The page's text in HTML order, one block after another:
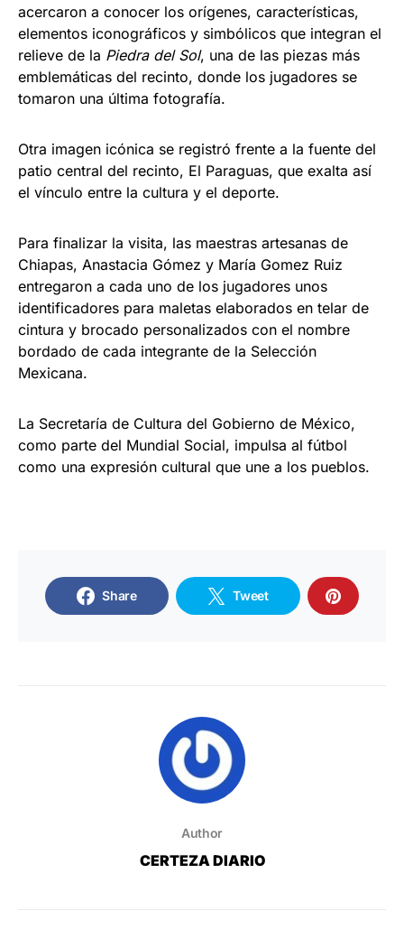
acercaron a conocer los orígenes, características,
elementos iconográficos y simbólicos que integran el
relieve de la Piedra del Sol, una de las piezas más
emblemáticas del recinto, donde los jugadores se
tomaron una última fotografía.
Otra imagen icónica se registró frente a la fuente del
patio central del recinto, El Paraguas, que exalta así
el vínculo entre la cultura y el deporte.
Para finalizar la visita, las maestras artesanas de
Chiapas, Anastacia Gómez y María Gomez Ruiz
entregaron a cada uno de los jugadores unos
identificadores para maletas elaborados en telar de
cintura y brocado personalizados con el nombre
bordado de cada integrante de la Selección
Mexicana.
La Secretaría de Cultura del Gobierno de México,
como parte del Mundial Social, impulsa al fútbol
como una expresión cultural que une a los pueblos.
Share Tweet
Author
CERTEZA DIARIO